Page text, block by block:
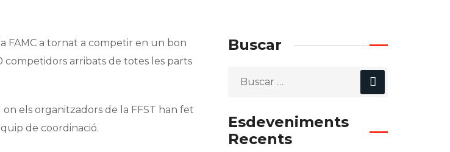
FAMC a tornat a competir en un bon
arribats de totes les parts
els organitzadors de la FFST han fet
de coordinació.
Buscar
Esdeveniments
Recents